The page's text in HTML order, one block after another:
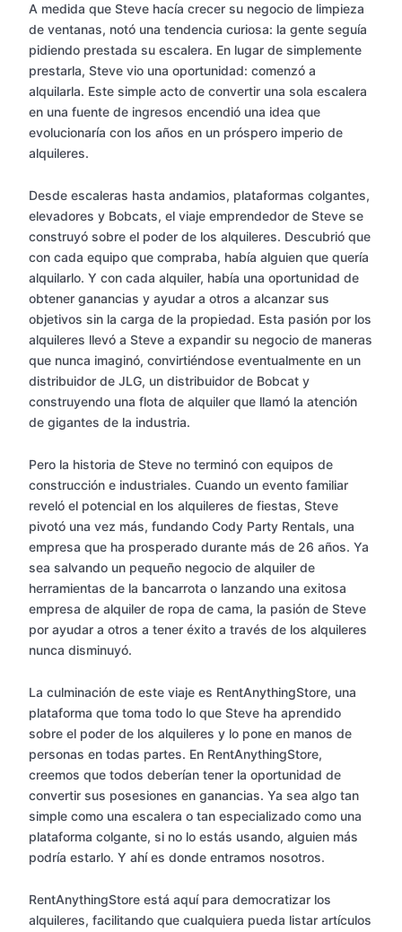
A medida que Steve hacía crecer su negocio de limpieza
de ventanas, notó una tendencia curiosa: la gente seguía
pidiendo prestada su escalera. En lugar de simplemente
prestarla, Steve vio una oportunidad: comenzó a
alquilarla. Este simple acto de convertir una sola escalera
en una fuente de ingresos encendió una idea que
evolucionaría con los años en un próspero imperio de
alquileres.
Desde escaleras hasta andamios, plataformas colgantes,
elevadores y Bobcats, el viaje emprendedor de Steve se
construyó sobre el poder de los alquileres. Descubrió que
con cada equipo que compraba, había alguien que quería
alquilarlo. Y con cada alquiler, había una oportunidad de
obtener ganancias y ayudar a otros a alcanzar sus
objetivos sin la carga de la propiedad. Esta pasión por los
alquileres llevó a Steve a expandir su negocio de maneras
que nunca imaginó, convirtiéndose eventualmente en un
distribuidor de JLG, un distribuidor de Bobcat y
construyendo una flota de alquiler que llamó la atención
de gigantes de la industria.
Pero la historia de Steve no terminó con equipos de
construcción e industriales. Cuando un evento familiar
reveló el potencial en los alquileres de fiestas, Steve
pivotó una vez más, fundando Cody Party Rentals, una
empresa que ha prosperado durante más de 26 años. Ya
sea salvando un pequeño negocio de alquiler de
herramientas de la bancarrota o lanzando una exitosa
empresa de alquiler de ropa de cama, la pasión de Steve
por ayudar a otros a tener éxito a través de los alquileres
nunca disminuyó.
La culminación de este viaje es RentAnythingStore, una
plataforma que toma todo lo que Steve ha aprendido
sobre el poder de los alquileres y lo pone en manos de
personas en todas partes. En RentAnythingStore,
creemos que todos deberían tener la oportunidad de
convertir sus posesiones en ganancias. Ya sea algo tan
simple como una escalera o tan especializado como una
plataforma colgante, si no lo estás usando, alguien más
podría estarlo. Y ahí es donde entramos nosotros.
RentAnythingStore está aquí para democratizar los
alquileres, facilitando que cualquiera pueda listar artículos